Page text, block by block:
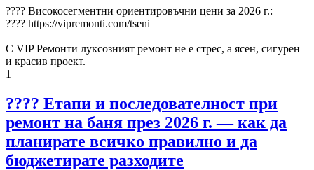
???? Високосегментни ориентировъчни цени за 2026 г.:
???? https://vipremonti.com/tseni
С VIP Ремонти луксозният ремонт не е стрес, а ясен, сигурен
и красив проект.
1
???? Етапи и последователност при
ремонт на баня през 2026 г. — как да
планирате всичко правилно и да
бюджетирате разходите